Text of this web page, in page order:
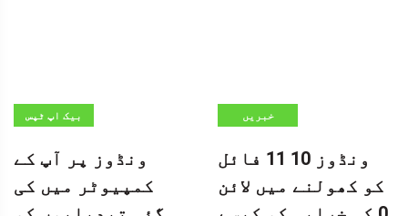
بیک اپ ٹپس
ونڈوز پر آپ کے
کمپیوٹر میں کی
خبریں
ونڈوز 10 11 فائل
کو کھولنے میں لائن